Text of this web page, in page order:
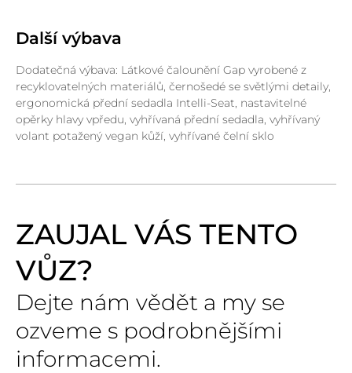
Další výbava
Dodatečná výbava: Látkové čalounění Gap vyrobené z
recyklovatelných materiálů, černošedé se světlými detaily,
ergonomická přední sedadla Intelli-Seat, nastavitelné
opěrky hlavy vpředu, vyhřívaná přední sedadla, vyhřívaný
volant potažený vegan kůží, vyhřívané čelní sklo
ZAUJAL VÁS TENTO
VŮZ?
Dejte nám vědět a my se
ozveme s podrobnějšími
informacemi.